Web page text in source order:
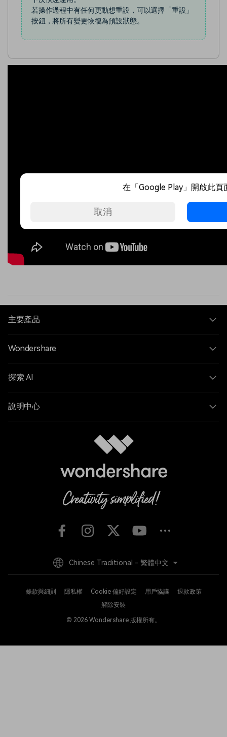
若操作過程中有任何更動想重設，可以選擇「重設」
按鈕，將所有變更恢復為預設狀態。
主要產品
Wondershare
探索 AI
說明中心
條款與細則 隱私權 Cookie 偏好設定 用戶協議
退款政策
解除安裝
© 2026 Wondershare 版權所有。
Chinese Traditional - 繁體中文
在「Google Play」開啟此頁
取消